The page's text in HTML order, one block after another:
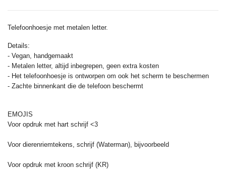
Telefoonhoesje met metalen letter.
Details:
- Vegan, handgemaakt
- Metalen letter, altijd inbegrepen, geen extra kosten
- Het telefoonhoesje is ontworpen om ook het scherm te beschermen
- Zachte binnenkant die de telefoon beschermt
EMOJIS
Voor opdruk met hart schrijf <3
Voor dierenriemtekens, schrijf (Waterman), bijvoorbeeld
Voor opdruk met kroon schrijf (KR)